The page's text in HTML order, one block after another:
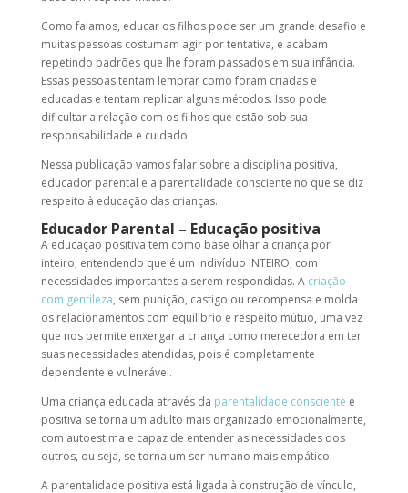
Como falamos, educar os filhos pode ser um grande desafio e
muitas pessoas costumam agir por tentativa, e acabam
repetindo padrões que lhe foram passados em sua infância.
Essas pessoas tentam lembrar como foram criadas e
educadas e tentam replicar alguns métodos. Isso pode
dificultar a relação com os filhos que estão sob sua
responsabilidade e cuidado.
Nessa publicação vamos falar sobre a disciplina positiva,
educador parental e a parentalidade consciente no que se diz
respeito à educação das crianças.
Educador Parental – Educação positiva
A educação positiva tem como base olhar a criança por
inteiro, entendendo que é um indivíduo INTEIRO, com
necessidades importantes a serem respondidas. A criação
com gentileza, sem punição, castigo ou recompensa e molda
os relacionamentos com equilíbrio e respeito mútuo, uma vez
que nos permite enxergar a criança como merecedora em ter
suas necessidades atendidas, pois é completamente
dependente e vulnerável.
Uma criança educada através da parentalidade consciente e
positiva se torna um adulto mais organizado emocionalmente,
com autoestima e capaz de entender as necessidades dos
outros, ou seja, se torna um ser humano mais empático.
A parentalidade positiva está ligada à construção de vínculo,